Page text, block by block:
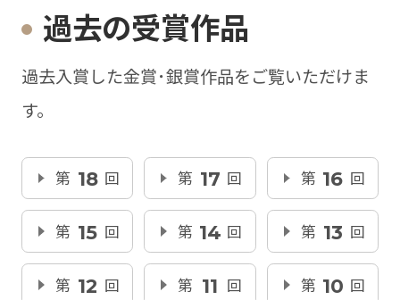
過去の受賞作品
過去入賞した金賞･銀賞作品をご覧いただけま
す。
第 18 回 第 17 回 第 16 回
第 15 回 第 14 回 第 13 回
第 12 回 第 11 回 第 10 回